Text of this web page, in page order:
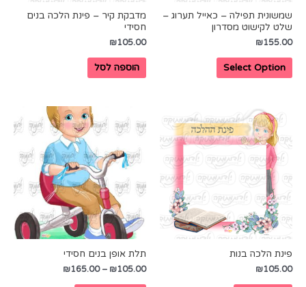
שמשונית תפילה – כאייל תערוג –
שלט לקישוט מסדרון
₪155.00
Select Option
מדבקת קיר – פינת הלכה בנים
חסידי
₪105.00
הוספה לסל
פינת הלכה בנות
₪105.00
תלת אופן בנים חסידי
₪105.00
–
₪165.00